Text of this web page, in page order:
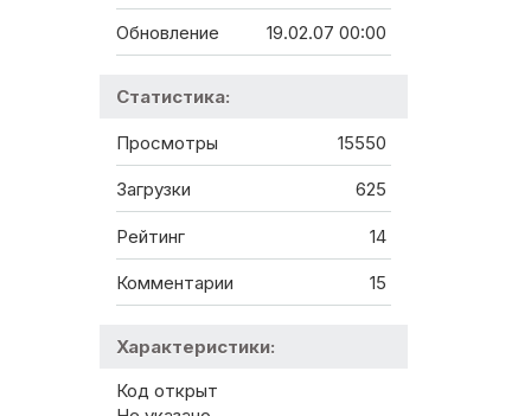
Обновление 19.02.07 00:00
Статистика:
Просмотры 15550
Загрузки 625
Рейтинг 14
Комментарии 15
Характеристики:
Код открыт